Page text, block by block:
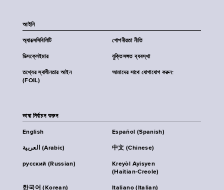
আইনি
অ্যাক্সেসিবিলিটি গোপনীয়তা নীতি
ডিসক্লেইমার যুক্তিসঙ্গত ব্যবস্থা
তথ্যের স্বাধীনতার আইন
(FOIL)
আমাদের সাথে যোগাযোগ করুন:
ভাষা নির্বাচন করুন
English Español (Spanish)
العربية (Arabic) 中文 (Chinese)
русский (Russian)
Kreyòl Ayisyen
(Haitian-Creole)
한국어 (Korean) Italiano (Italian)